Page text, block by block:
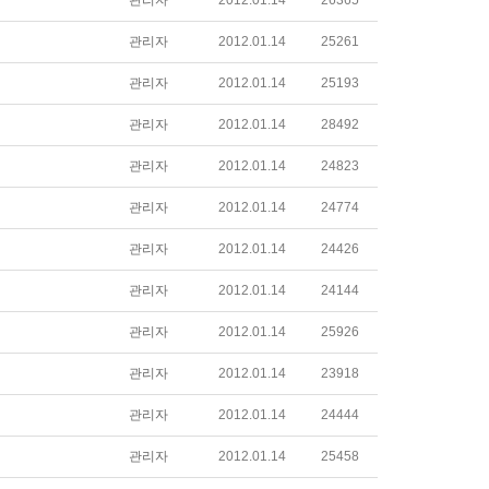
관리자 2012.01.14 25261
관리자 2012.01.14 25193
관리자 2012.01.14 28492
관리자 2012.01.14 24823
관리자 2012.01.14 24774
관리자 2012.01.14 24426
관리자 2012.01.14 24144
관리자 2012.01.14 25926
관리자 2012.01.14 23918
관리자 2012.01.14 24444
관리자 2012.01.14 25458